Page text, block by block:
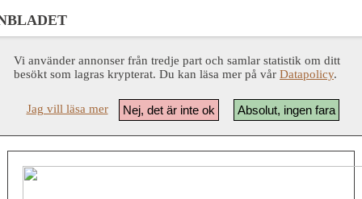
Vi använder annonser från tredje part och samlar statistik om ditt
besökt som lagras krypterat. Du kan läsa mer på vår Datapolicy.
Absolut, ingen fara
Nej, det är inte ok
Jag vill läsa mer